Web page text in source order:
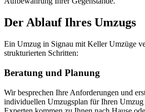
Der Ablauf Ihres Umzugs
Ein Umzug in Signau mit Keller Umzüge
strukturierten Schritten:
Beratung und Planung
Wir besprechen Ihre Anforderungen und
individuellen Umzugsplan für Ihren Umzug